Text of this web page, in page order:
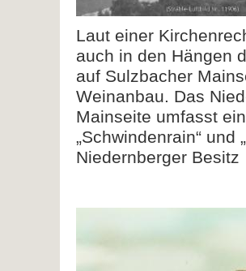
Laut einer
auch in den Hängen
auf Sulzbacher
Weinanbau. Das
Mainseite umfasst
„Schwindenrain“ und
Niedernberger Besitz